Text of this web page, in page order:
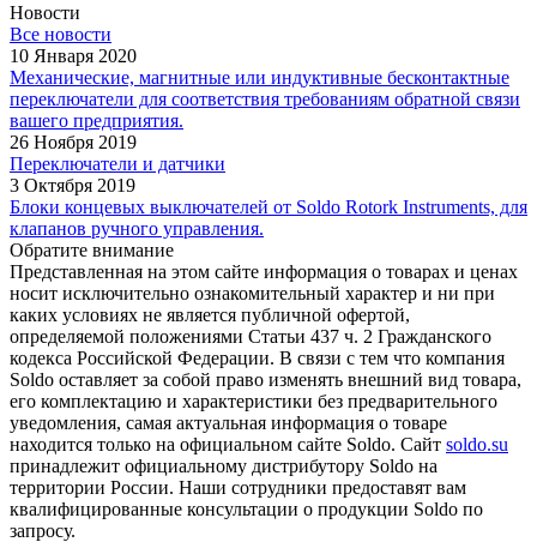
Новости
Все новости
10 Января 2020
Механические, магнитные или индуктивные бесконтактные
переключатели для соответствия требованиям обратной связи
вашего предприятия.
26 Ноября 2019
Переключатели и датчики
3 Октября 2019
Блоки концевых выключателей от Soldo Rotork Instruments, для
клапанов ручного управления.
Обратите внимание
Представленная на этом сайте информация о товарах и ценах
носит исключительно ознакомительный характер и ни при
каких условиях не является публичной офертой,
определяемой положениями Статьи 437 ч. 2 Гражданского
кодекса Российской Федерации. В связи с тем что компания
Soldo оставляет за собой право изменять внешний вид товара,
его комплектацию и характеристики без предварительного
уведомления, самая актуальная информация о товаре
находится только на официальном сайте Soldo. Сайт soldo.su
принадлежит официальному дистрибутору Soldo на
территории России. Наши сотрудники предоставят вам
квалифицированные консультации о продукции Soldo по
запросу.